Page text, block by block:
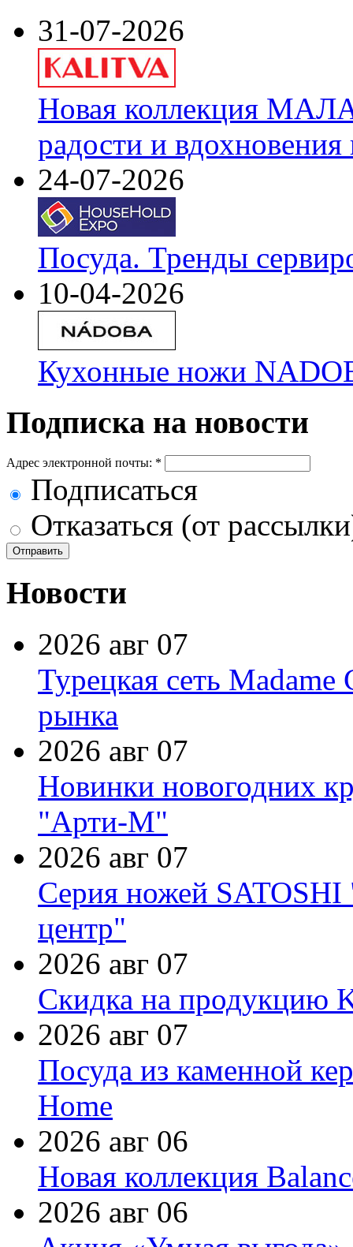
31-07-2026
Новая коллекция
радости и
24-07-2026
Посуда. Тренды
10-04-2026
Кухонные ножи
Подписка на новости
Адрес электронной почты: *
Подписаться
Отказаться (от
Новости
2026 авг 07
Турецкая сеть Madame
рынка
2026 авг 07
Новинки новогодних
"Арти-М"
2026 авг 07
Серия ножей
центр"
2026 авг 07
Скидка на продукцию
2026 авг 07
Посуда из каменной
Home
2026 авг 06
Новая коллекция
2026 авг 06